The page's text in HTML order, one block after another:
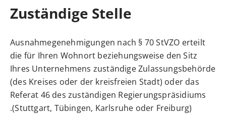
Zuständige Stelle
Ausnahmegenehmigungen nach § 70 StVZO erteilt
die für Ihren Wohnort beziehungsweise den Sitz
Ihres Unternehmens zuständige Zulassungsbehörde
(des Kreises oder der kreisfreien Stadt) oder das
Referat 46 des zuständigen Regierungspräsidiums
(Stuttgart, Tübingen, Karlsruhe oder Freiburg).